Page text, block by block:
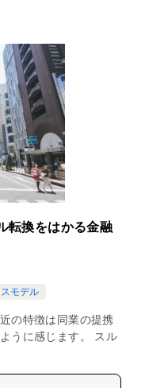
転換をはかる金融
モデル
の特徴は同業の提携
うに感じます。 スル